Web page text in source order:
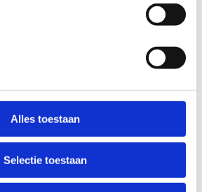
Alles toestaan
Selectie toestaan